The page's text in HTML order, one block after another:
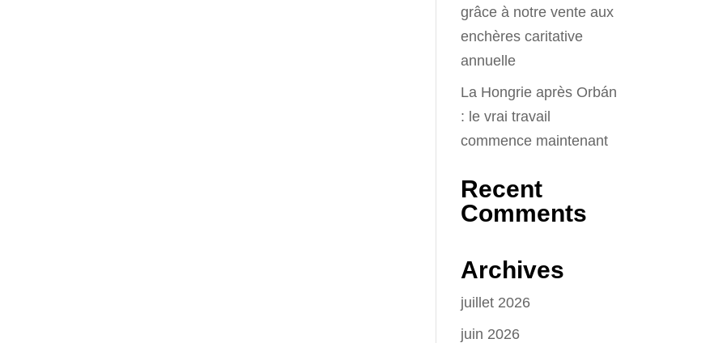
grâce à notre vente aux
enchères caritative
annuelle
La Hongrie après Orbán
: le vrai travail
commence maintenant
Recent
Comments
Archives
juillet 2026
juin 2026